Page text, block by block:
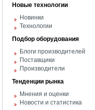
Новые технологии
Новинки
Технологии
Подбор оборудования
Блоги производителей
Поставщики
Производители
Тенденции рынка
Мнения и оценки
Новости и статистика